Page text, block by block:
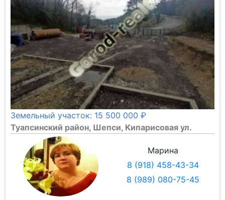
Земельный участок: 15 500 000 ₽
Туапсинский район, Шепси, Кипарисовая ул.
Марина
8 (918) 458-43-34
8 (989) 080-75-45